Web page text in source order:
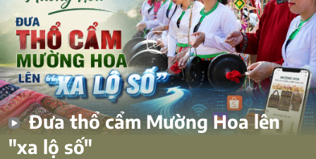
Đưa thổ cẩm Mường Hoa lên
"xa lộ số"